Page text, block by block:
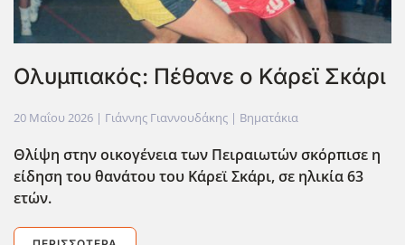
Ολυμπιακός: Πέθανε ο Κάρεϊ Σκάρι
20 Μαΐου 2026 | Γιάννης Γιαννουδάκης | Βηματάκια
Θλίψη στην οικογένεια των Πειραιωτών σκόρπισε η
είδηση του θανάτου του Κάρεϊ Σκάρι, σε ηλικία 63
ετών.